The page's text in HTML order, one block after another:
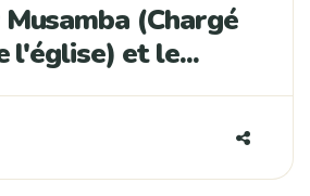
(Chargé
l'église) et le...